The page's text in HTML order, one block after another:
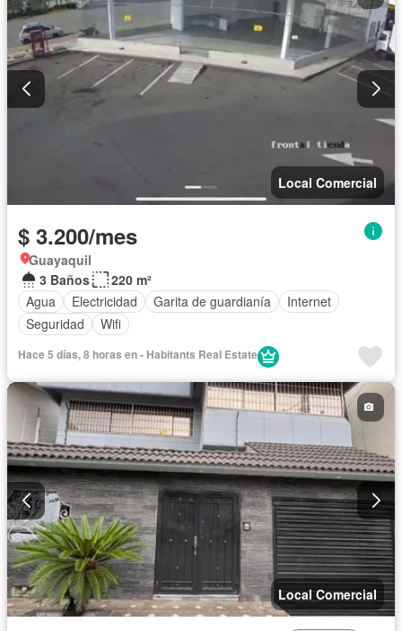
Local Comercial
$ 3.200/mes
Guayaquil
3 Baños
220 m²
Agua
Electricidad Garita de guardianía
Internet
Seguridad
Wifi
Hace 5 días, 8 horas en - Habitants Real Estate
Local Comercial